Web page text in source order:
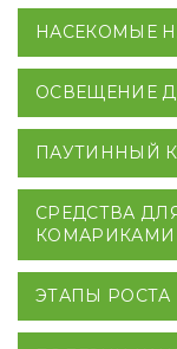
НАСЕКОМЫЕ
ОСВЕЩЕНИЕ
ПАУТИННЫЙ
СРЕДСТВА
КОМАРИКАМИ
ЭТАПЫ